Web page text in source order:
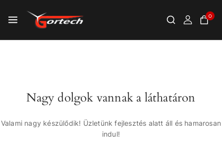
0
Nagy dolgok vannak a láthatáron
Valami nagy készülődik! Üzletünk fejlesztés alatt áll és hamarosan
indul!